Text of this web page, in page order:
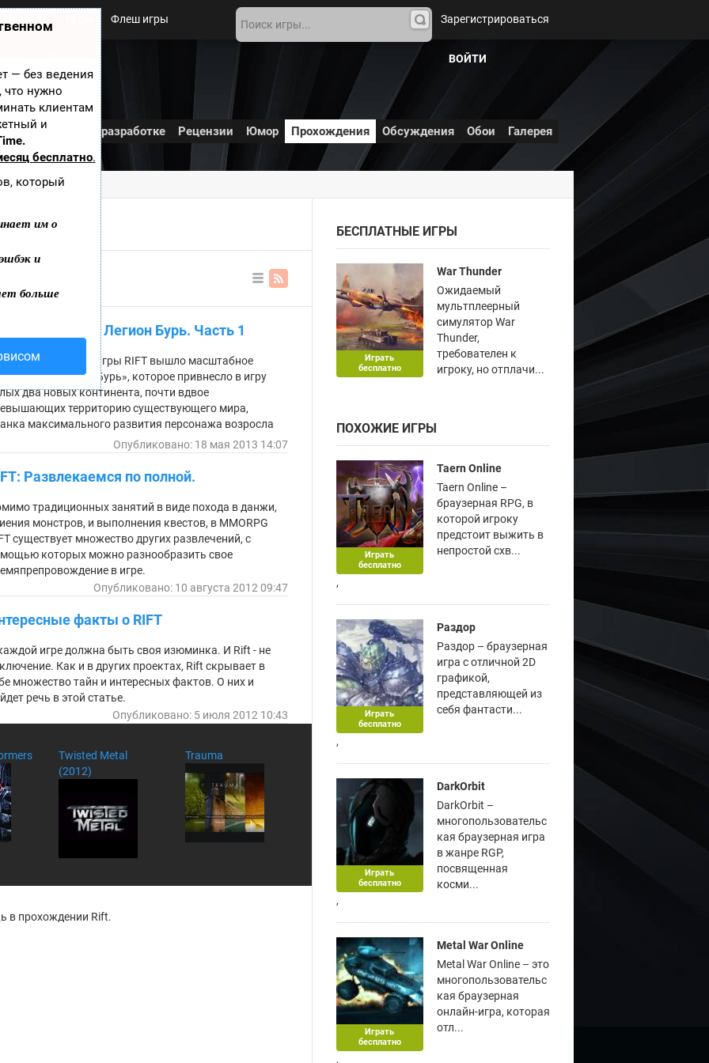
— без ведения
что нужно
клиентам
и
бесплатно.
который
им о
и
больше
Флеш игры
На
йти
Зарегистрироваться
ВОЙТИ
Дополнения В разработке Рецензии Юмор Прохождения Обсуждения Обои Галерея
ви
Rift: Легион Бурь. Часть 1
недавно для игры RIFT вышло масштабное
«Легион Бурь», которое привнесло в игру
два новых континента, почти вдвое
территорию существующего мира,
максимального развития персонажа возросла
10 уровней. В игре появилось 4 новых класса, но
главное – это новые подземелья и рейды.
Опубликовано: 18 мая 2013 14:07
Развлекаемся по полной.
традиционных занятий в виде похода в данжи,
монстров, и выполнения квестов, в MMORPG
существует множество других развлечений, с
которых можно разнообразить свое
в игре.
Опубликовано: 10 августа 2012 09:47
факты о RIFT
игре должна быть своя изюминка. И Rift - не
Как и в других проектах, Rift скрывает в
множество тайн и интересных фактов. О них и
речь в этой статье.
Опубликовано: 5 июля 2012 10:43
Twisted Metal
(2012)
Trauma
в прохождении Rift.
БЕСПЛАТНЫЕ ИГРЫ
Играть
бесплатно
War Thunder
Ожидаемый
мультплеерный
симулятор War
Thunder,
требователен к
игроку, но отплачи...
ПОХОЖИЕ ИГРЫ
Играть
бесплатно
,
Taern Online
Taern Online –
браузерная RPG, в
которой игроку
предстоит выжить в
непростой схв...
Играть
бесплатно
,
Раздор
Раздор – браузерная
игра с отличной 2D
графикой,
представляющей из
себя фантасти...
Играть
бесплатно
,
DarkOrbit
DarkOrbit –
многопользовательс
кая браузерная игра
в жанре RGP,
посвященная
косми...
Играть
бесплатно
,
Metal War Online
Metal War Online – это
многопользовательс
кая браузерная
онлайн-игра, которая
отл...